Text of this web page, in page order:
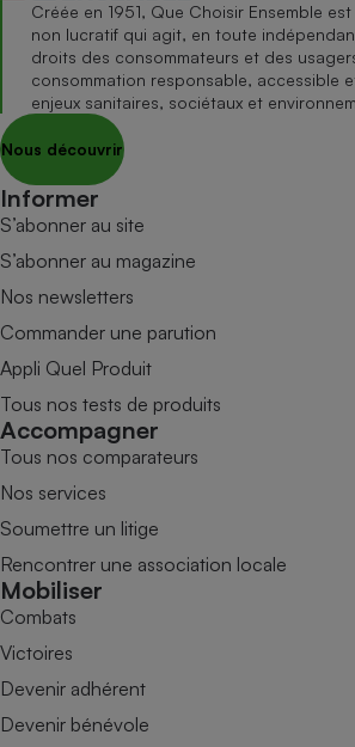
Créée en 1951, Que Choisir Ensemble
non lucratif qui agit, en toute
droits des consommateurs et des
consommation responsable, accessible
enjeux sanitaires, sociétaux et
Nous découvrir
Informer
S’abonner au site
S’abonner au magazine
Nos newsletters
Commander une parution
Appli Quel Produit
Tous nos tests de produits
Accompagner
Tous nos comparateurs
Nos services
Soumettre un litige
Rencontrer une association locale
Mobiliser
Combats
Victoires
Devenir adhérent
Devenir bénévole